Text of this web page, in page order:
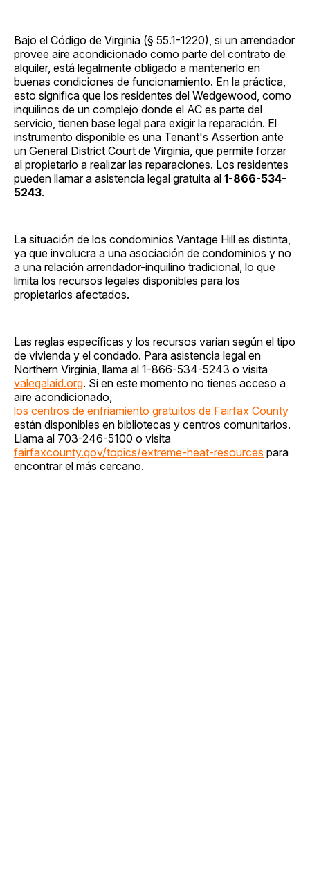
Bajo el Código de Virginia (§ 55.1-1220), si un arrendador
provee aire acondicionado como parte del contrato de
alquiler, está legalmente obligado a mantenerlo en
buenas condiciones de funcionamiento. En la práctica,
esto significa que los residentes del Wedgewood, como
inquilinos de un complejo donde el AC es parte del
servicio, tienen base legal para exigir la reparación. El
instrumento disponible es una Tenant's Assertion ante
un General District Court de Virginia, que permite forzar
al propietario a realizar las reparaciones. Los residentes
pueden llamar a asistencia legal gratuita al 1-866-534-
5243.
La situación de los condominios Vantage Hill es distinta,
ya que involucra a una asociación de condominios y no
a una relación arrendador-inquilino tradicional, lo que
limita los recursos legales disponibles para los
propietarios afectados.
Las reglas específicas y los recursos varían según el tipo
de vivienda y el condado. Para asistencia legal en
Northern Virginia, llama al 1-866-534-5243 o visita
valegalaid.org. Si en este momento no tienes acceso a
aire acondicionado,
los centros de enfriamiento gratuitos de Fairfax County
están disponibles en bibliotecas y centros comunitarios.
Llama al 703-246-5100 o visita
fairfaxcounty.gov/topics/extreme-heat-resources para
encontrar el más cercano.